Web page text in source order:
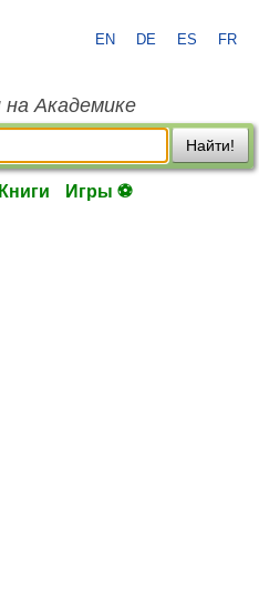
EN DE ES FR
на Академике
Найти!
Книги Игры ⚽